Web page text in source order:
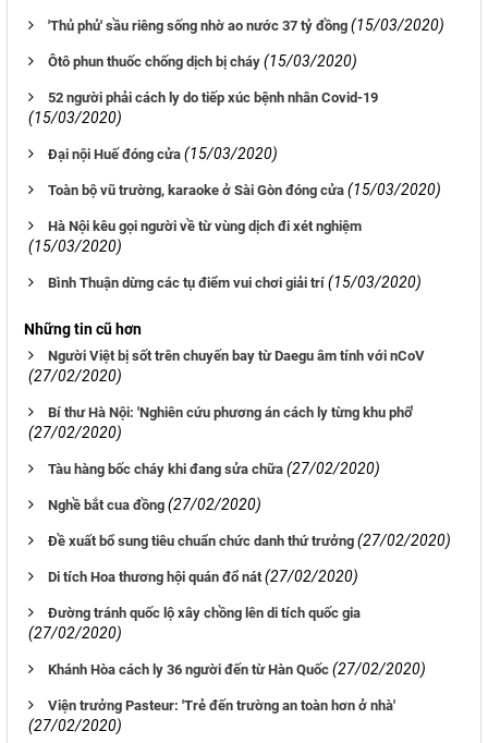
'Thủ phủ' sầu riêng sống nhờ ao nước 37 tỷ đồng (15/03/2020)
Ôtô phun thuốc chống dịch bị cháy (15/03/2020)
52 người phải cách ly do tiếp xúc bệnh nhân Covid-19
(15/03/2020)
Đại nội Huế đóng cửa (15/03/2020)
Toàn bộ vũ trường, karaoke ở Sài Gòn đóng cửa (15/03/2020)
Hà Nội kêu gọi người về từ vùng dịch đi xét nghiệm
(15/03/2020)
Bình Thuận dừng các tụ điểm vui chơi giải trí (15/03/2020)
Những tin cũ hơn
Người Việt bị sốt trên chuyến bay từ Daegu âm tính với nCoV
(27/02/2020)
Bí thư Hà Nội: 'Nghiên cứu phương án cách ly từng khu phố'
(27/02/2020)
Tàu hàng bốc cháy khi đang sửa chữa (27/02/2020)
Nghề bắt cua đồng (27/02/2020)
Đề xuất bổ sung tiêu chuẩn chức danh thứ trưởng (27/02/2020)
Di tích Hoa thương hội quán đổ nát (27/02/2020)
Đường tránh quốc lộ xây chồng lên di tích quốc gia
(27/02/2020)
Khánh Hòa cách ly 36 người đến từ Hàn Quốc (27/02/2020)
Viện trưởng Pasteur: 'Trẻ đến trường an toàn hơn ở nhà'
(27/02/2020)